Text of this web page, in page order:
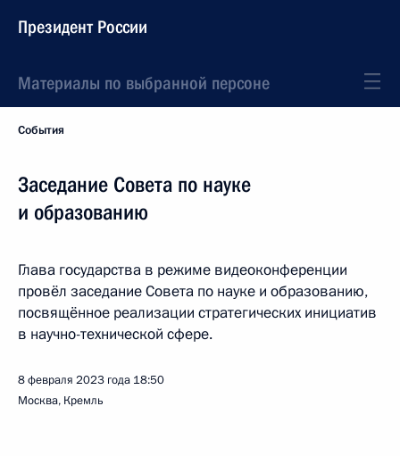
Президент России
Материалы по выбранной персоне
События
Заседание Совета по науке
и образованию
Глава государства в режиме видеоконференции
провёл заседание Совета по науке и образованию,
посвящённое реализации стратегических инициатив
в научно-технической сфере.
8 февраля 2023 года 18:50
Москва, Кремль